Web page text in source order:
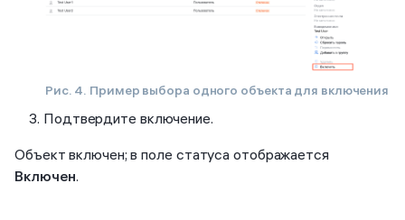
Рис. 4. Пример выбора одного объекта для включения
Подтвердите включение.
Объект включен; в поле статуса отображается
Включен.